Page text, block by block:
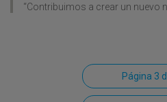
“Contribuimos a crear un nuevo
Página 3